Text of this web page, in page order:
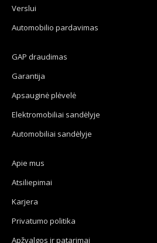
Verslui
Automobilio pardavimas
GAP draudimas
Garantija
Apsauginė plėvelė
Elektromobiliai sandėlyje
Automobiliai sandėlyje
Apie mus
Atsiliepimai
Karjera
Privatumo politika
Apžvalgos ir patarimai